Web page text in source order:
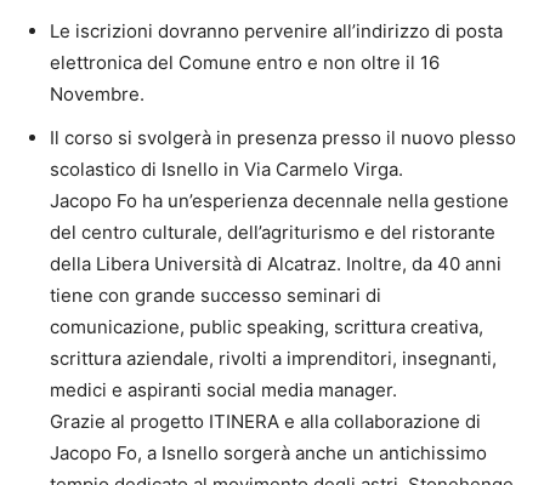
Le iscrizioni dovranno pervenire all’indirizzo di posta
elettronica del Comune entro e non oltre il 16
Novembre.
Il corso si svolgerà in presenza presso il nuovo plesso
scolastico di Isnello in Via Carmelo Virga.
Jacopo Fo ha un’esperienza decennale nella gestione
del centro culturale, dell’agriturismo e del ristorante
della Libera Università di Alcatraz. Inoltre, da 40 anni
tiene con grande successo seminari di
comunicazione, public speaking, scrittura creativa,
scrittura aziendale, rivolti a imprenditori, insegnanti,
medici e aspiranti social media manager.
Grazie al progetto ITINERA e alla collaborazione di
Jacopo Fo, a Isnello sorgerà anche un antichissimo